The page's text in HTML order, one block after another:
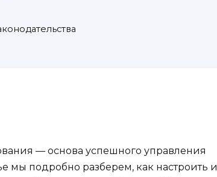
— основа успешного управления
мы подробно разберем, как настроить и